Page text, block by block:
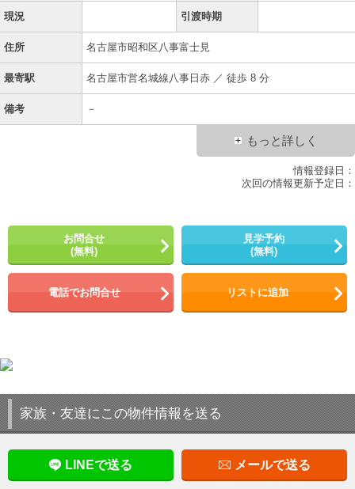
現況 引渡時期
住所 名古屋市昭和区八事富士見
最寄駅 名古屋市営名城線八事日赤 ／ 徒歩 8 分
備考 －
もっと詳しく
情報登録日：
次回の情報更新予定日：
お問合せ
(無料)
見学予約
(無料)
電話でお問合せ リストに追加
家族・友達にこの物件情報を送る
LINEで送る メールで送る